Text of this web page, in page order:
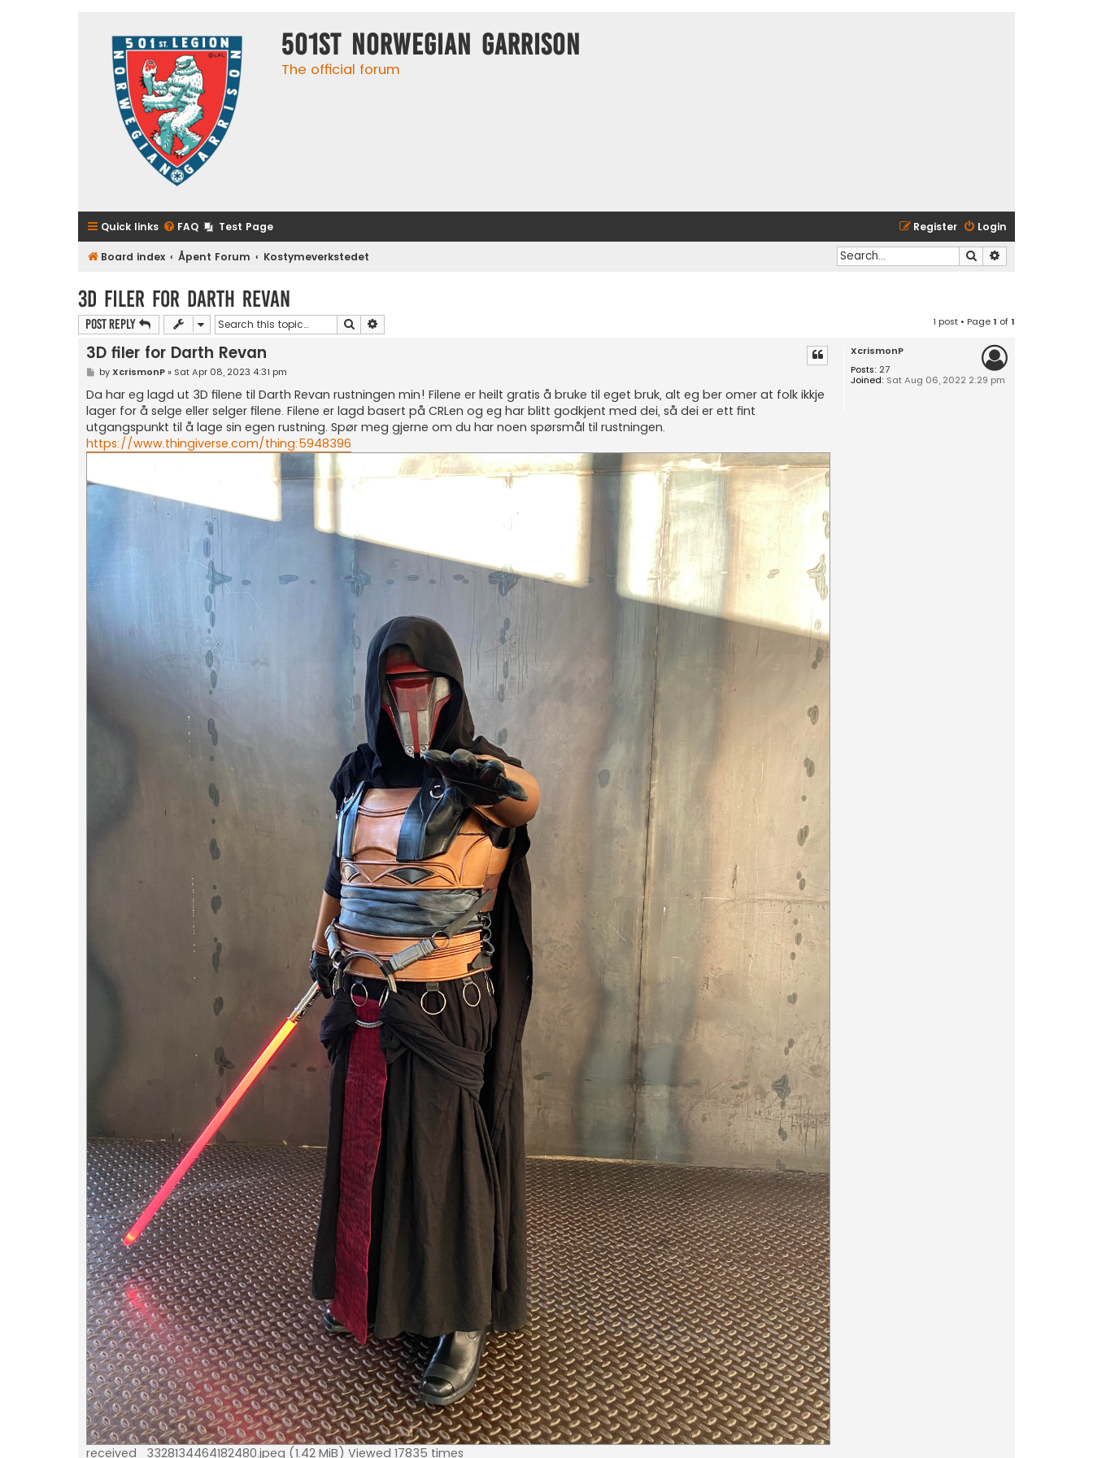
501st Norwegian Garrison
The official forum
Quick links FAQ Test Page Login
Register
Board index Åpent Forum Kostymeverkstedet Search
3D filer for Darth Revan
Post Reply Search 1 post • Page1 of1
XcrismonP
Posts: 27
Joined: Sat Aug 06, 2022 2:29 pm
3D filer for Darth Revan
P
s
t
byXcrismonP» Sat Apr 08, 2023 4:31 pm
Da har eg lagd ut 3D filene til Darth Revan rustningen min! Filene er heilt gratis å bruke til eget bruk, alt eg ber omer at folk ikkje
lager for å selge eller selger filene. Filene er lagd basert på CRLen og eg har blitt godkjent med dei, så dei er ett fint
utgangspunkt til å lage sin egen rustning. Spør meg gjerne om du har noen spørsmål til rustningen.
https://www.thingiverse.com/thing:5948396
received_3328134464182480.jpeg (1.42 MiB) Viewed 17835 times